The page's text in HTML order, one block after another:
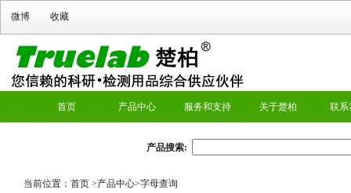
微博 收藏
首页 产品中心 服务和支持 关于楚柏 联系
产品搜索:
当前位置： 首页 >产品中心>字母查询